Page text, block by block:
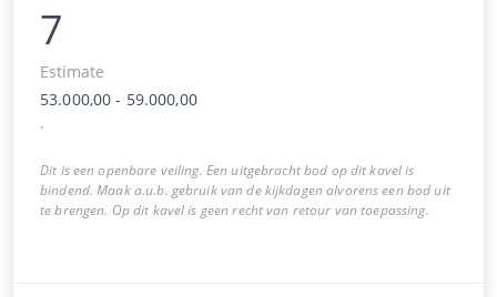
7
Estimate
53.000,00 - 59.000,00
.
Dit is een openbare veiling. Een uitgebracht bod op dit kavel is
bindend. Maak a.u.b. gebruik van de kijkdagen alvorens een bod uit
te brengen. Op dit kavel is geen recht van retour van toepassing.